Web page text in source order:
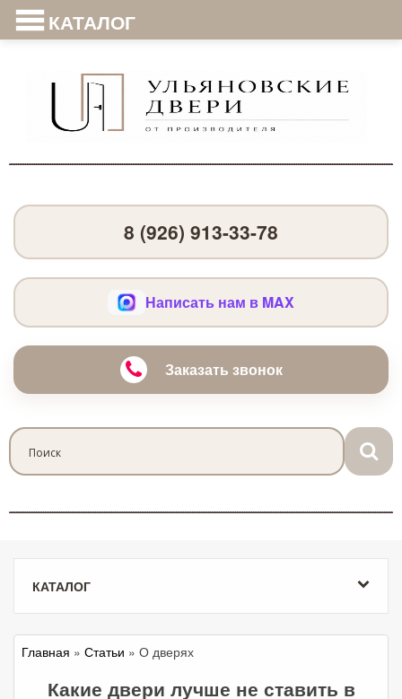
КАТАЛОГ
8 (926) 913-33-78
Написать нам в MAX
Заказать звонок
Главная »Статьи » О дверях
Какие двери лучше не ставить в
КАТАЛОГ